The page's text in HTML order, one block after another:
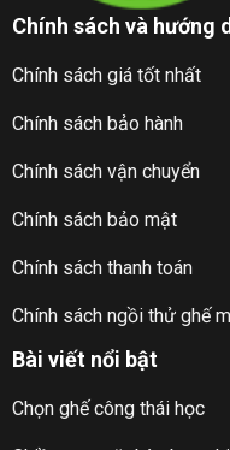
Chính sách và hướng
Chính sách giá tốt nhất
Chính sách bảo hành
Chính sách vận chuyển
Chính sách bảo mật
Chính sách thanh toán
Chính sách ngồi thử ghế
Bài viết nổi bật
Chọn ghế công thái học